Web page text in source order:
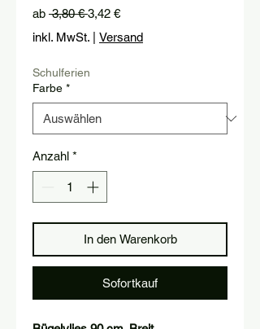
ab 3,80 € Standardpreis
3,42 €Sale-
Preis
inkl. MwSt. Versand
Schulferien
Farbe *
Anzahl *
In den Warenkorb
Sofortkauf